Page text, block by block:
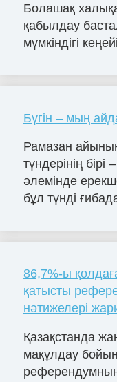
Болашақ
қабылдау
мүмкіндігі
Бүгін – мың
Рамазан айының
түндерінің
әлемінде
бұл түнді
86,7%-ы
қатысты
нәтижелері
Қазақстанда
мақұлдау